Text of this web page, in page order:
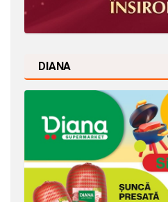
DIANA